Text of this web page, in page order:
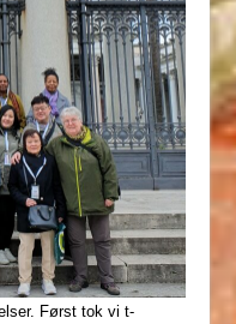
Først tok vi t-